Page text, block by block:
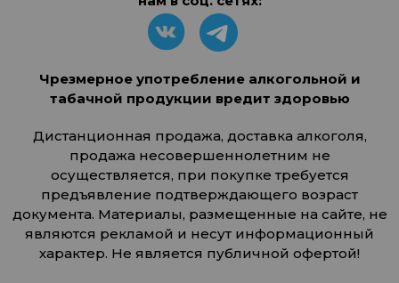
Чрезмерное употребление алкогольной и
табачной продукции вредит здоровью
Дистанционная продажа, доставка алкоголя,
продажа несовершеннолетним не
осуществляется, при покупке требуется
предъявление подтверждающего возраст
документа. Материалы, размещенные на сайте, не
являются рекламой и несут информационный
характер. Не является публичной офертой!